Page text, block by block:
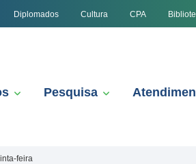
Diplomados Cultura CPA
Pesquisa
feira